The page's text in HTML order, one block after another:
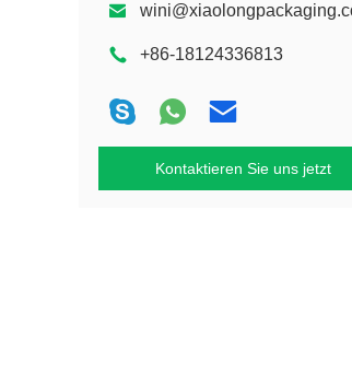
+86-18124336813
Kontaktieren Sie uns jetzt